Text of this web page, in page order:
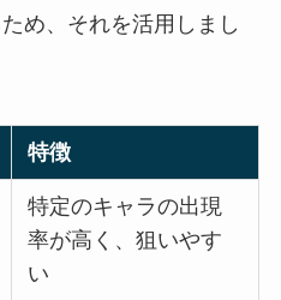
め、それを活用しまし
特徴
特定のキャラの出現
率が高く、狙いやす
い